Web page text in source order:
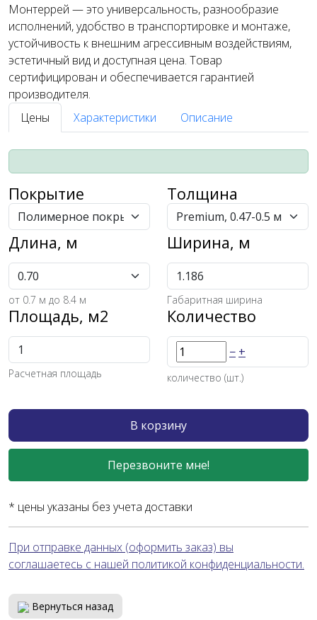
Монтеррей — это универсальность, разнообразие
исполнений, удобство в транспортировке и монтаже,
устойчивость к внешним агрессивным воздействиям,
эстетичный вид и доступная цена. Товар
сертифицирован и обеспечивается гарантией
производителя.
Цены
Характеристики Описание
Покрытие Толщина
Длина, м
от 0.7 м до 8.4 м
Ширина, м
Габаритная ширина
Площадь, м2
Расчетная площадь
Количество
− +
количество (шт.)
В корзину
Перезвоните мне!
* цены указаны без учета доставки
При отправке данных (оформить заказ) вы
соглашаетесь с нашей политикой конфиденциальности.
Вернуться назад